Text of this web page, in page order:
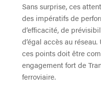
Sans surprise, ces
des impératifs de
d’efficacité, de
d’égal accès au
ces points doit être
engagement fort de
ferroviaire.